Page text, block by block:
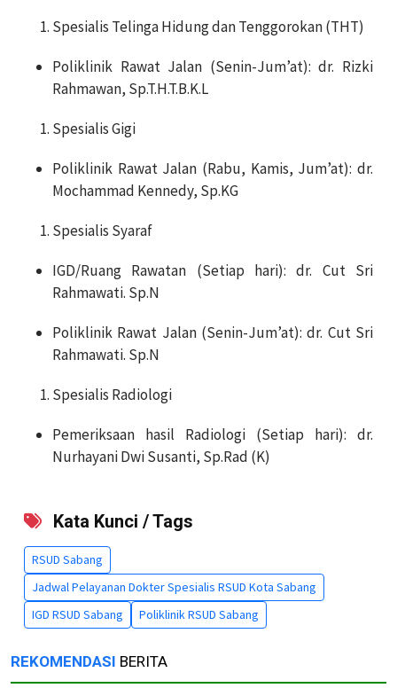
Spesialis Telinga Hidung dan Tenggorokan (THT)
Poliklinik Rawat Jalan (Senin-Jum’at): dr. Rizki
Rahmawan, Sp.T.H.T.B.K.L
Spesialis Gigi
Poliklinik Rawat Jalan (Rabu, Kamis, Jum’at): dr.
Mochammad Kennedy, Sp.KG
Spesialis Syaraf
IGD/Ruang Rawatan (Setiap hari): dr. Cut Sri
Rahmawati. Sp.N
Poliklinik Rawat Jalan (Senin-Jum’at): dr. Cut Sri
Rahmawati. Sp.N
Spesialis Radiologi
Pemeriksaan hasil Radiologi (Setiap hari): dr.
Nurhayani Dwi Susanti, Sp.Rad (K)
Kata Kunci / Tags
RSUD Sabang
Jadwal Pelayanan Dokter Spesialis RSUD Kota Sabang
IGD RSUD Sabang
Poliklinik RSUD Sabang
REKOMENDASI BERITA